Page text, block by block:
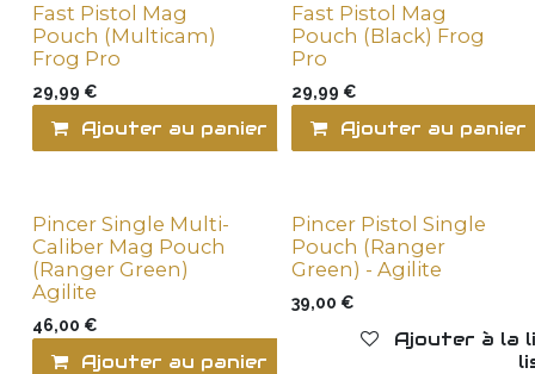
Fast Pistol Mag
Pouch (Multicam)
Frog Pro
29,99 €
Ajouter au panier Ajouter à la
Fast Pistol Mag
Pouch (Black) Frog
Pro
29,99 €
Ajouter au panier
Pincer Single Multi-
Caliber Mag Pouch
(Ranger Green)
Agilite
46,00 €
Ajouter au panier Ajouter à la
Pincer Pistol Single
Pouch (Ranger
Green) - Agilite
39,00 €
Ajouter à la